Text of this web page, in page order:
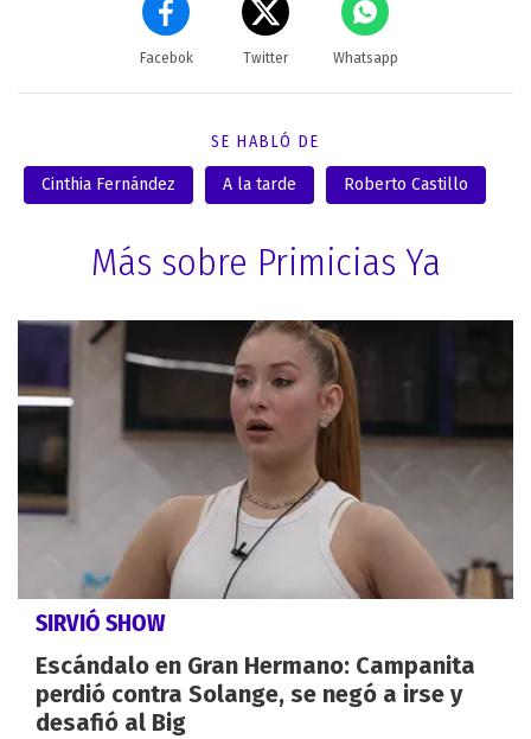
Facebok Twitter Whatsapp
SE HABLÓ DE
Cinthia Fernández A la tarde Roberto Castillo
Más sobre Primicias Ya
SIRVIÓ SHOW
Escándalo en Gran Hermano: Campanita
perdió contra Solange, se negó a irse y
desafió al Big